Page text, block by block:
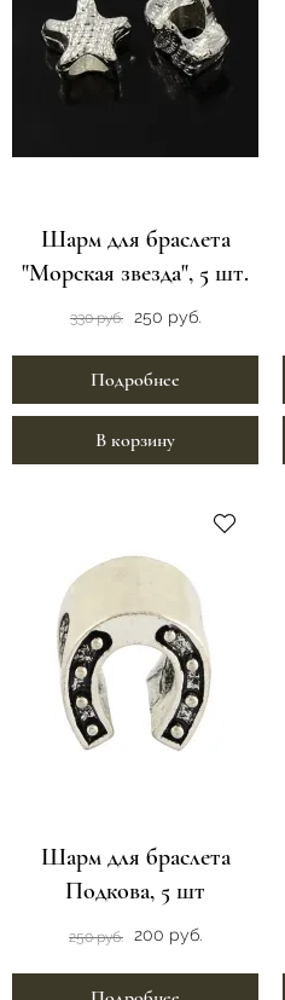
Шарм для браслета
"Морская звезда", 5 шт.
330 руб. 250 руб.
Подробнее
В корзину
Шарм для браслета
Подкова, 5 шт
250 руб. 200 руб.